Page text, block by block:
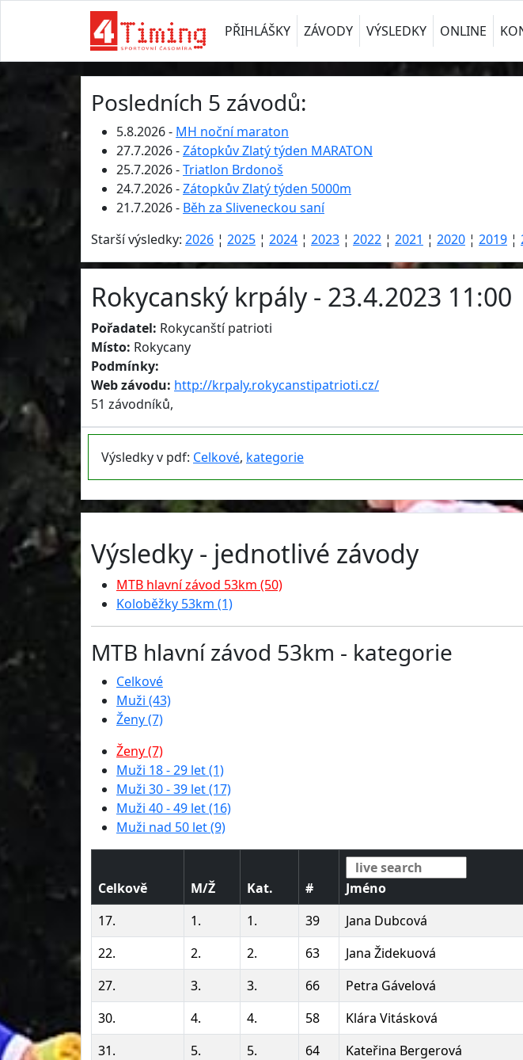
PŘIHLÁŠKY ZÁVODY VÝSLEDKY ONLINE
Posledních 5 závodů:
5.8.2026 - MH noční maraton
27.7.2026 -Zátopkův Zlatý týden MARATON
25.7.2026 -Triatlon Brdonoš
24.7.2026 -Zátopkův Zlatý týden 5000m
21.7.2026 - Běh za Sliveneckou saní
Starší výsledky: 2026 ¦ 2025 ¦ 2024 ¦ 2023 ¦ 2022 ¦ 2021 ¦ 2020 ¦ 2019 ¦
Rokycanský krpály - 23.4.2023 11:00
Pořadatel: Rokycanští patrioti
Místo: Rokycany
Podmínky:
Web závodu: http://krpaly.rokycanstipatrioti.cz/
51 závodníků,
Výsledky v pdf: Celkové, kategorie
Výsledky - jednotlivé závody
MTB hlavní závod 53km (50)
Koloběžky 53km (1)
MTB hlavní závod 53km - kategorie
Celkové
Muži (43)
Ženy (7)
Ženy (7)
Muži 18 - 29 let (1)
Muži 30 - 39 let (17)
Muži 40 - 49 let (16)
Muži nad 50 let (9)
Celkově M/Ž Kat. # Jméno
17.
1. 1. 39 Jana Dubcová
22.
2. 2. 63 Jana Židekuová
27.
3. 3. 66 Petra Gávelová
30.
4. 4. 58 Klára Vitásková
31.
5. 5. 64 Kateřina Bergerová